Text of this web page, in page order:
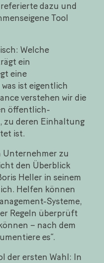
dazu und
Tool
Welche
ein
eine
ist eigentlich
verstehen wir die
öffentlich-
zu deren Einhaltung
ist.
Unternehmer zu
den Überblick
Heller in seinem
Helfen können
Systeme,
Regeln überprüft
– nach dem
es“.
der ersten Wahl: In